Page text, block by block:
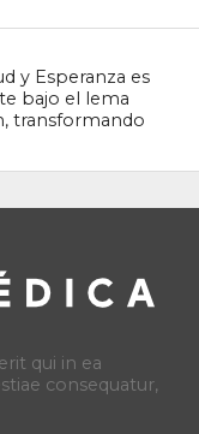
y Esperanza es
bajo el lema
transformando
qui in ea
consequatur,